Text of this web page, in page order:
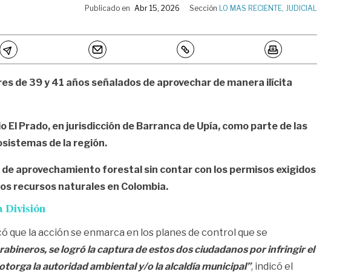
Publicado en Abr 15, 2026 Sección LO MAS RECIENTE, JUDICIAL
de 39 y 41 años señalados de aprovechar de manera ilícita
El Prado, en jurisdicción de Barranca de Upía, como parte de las
de la región.
aprovechamiento forestal sin contar con los permisos exigidos
recursos naturales en Colombia.
División
la acción se enmarca en los planes de control que se
se logró la captura de estos dos ciudadanos por infringir el
la autoridad ambiental y/o la alcaldía municipal”, indicó el